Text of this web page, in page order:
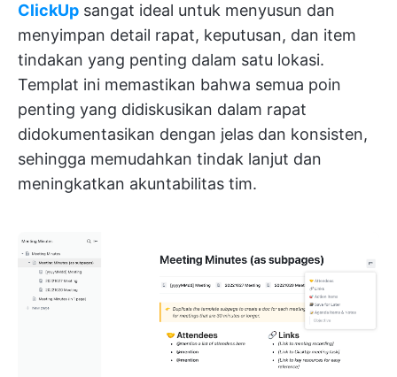
ClickUp sangat ideal untuk menyusun dan
menyimpan detail rapat, keputusan, dan item
tindakan yang penting dalam satu lokasi.
Templat ini memastikan bahwa semua poin
penting yang didiskusikan dalam rapat
didokumentasikan dengan jelas dan konsisten,
sehingga memudahkan tindak lanjut dan
meningkatkan akuntabilitas tim.